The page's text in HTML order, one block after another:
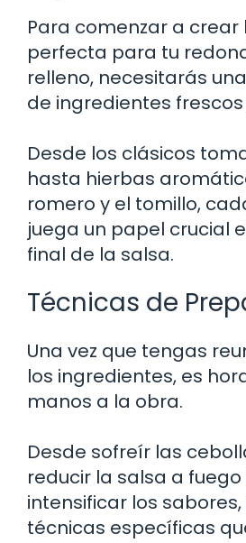
Para comenzar a crear
perfecta para tu
relleno, necesitarás
de ingredientes
Desde los clásicos
hasta hierbas
romero y el tomillo,
juega un papel crucial
final de la salsa.
Técnicas de
Una vez que tengas
los ingredientes, es
manos a la obra.
Desde sofreír las
reducir la salsa a
intensificar los sabores,
técnicas específicas